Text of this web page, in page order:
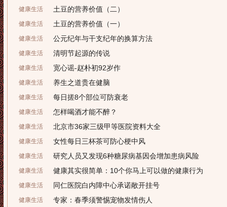
健康生活 土豆的营养价值（二）
健康生活 土豆的营养价值（一）
健康生活 公元纪年与干支纪年的换算方法
健康生活 清明节起源的传说
健康生活 宽心谣-赵朴初92岁作
健康生活 养生之道贵在健脑
健康生活 每日搓8个部位可防衰老
健康生活 怎样喝酒才能不醉？
健康生活 北京市36家三级甲等医院资料大全
健康生活 女性每日三杯茶可防心梗中风
健康生活 研究人员又发现6种糖尿病基因会增加患病风险
健康生活 健康其实很简单：10个你马上可以做的健康行为
健康生活 同仁医院白内障中心承诺敞开挂号
健康生活 专家：春季须警惕宠物发情伤人